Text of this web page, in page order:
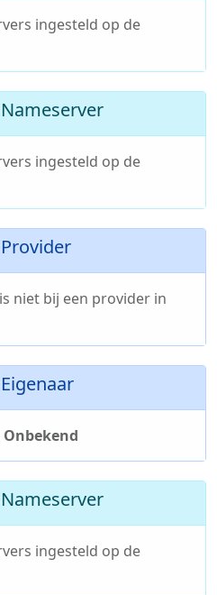
ingesteld op de
Nameserver
ingesteld op de
Provider
niet bij een provider in
Eigenaar
Onbekend
Nameserver
ingesteld op de